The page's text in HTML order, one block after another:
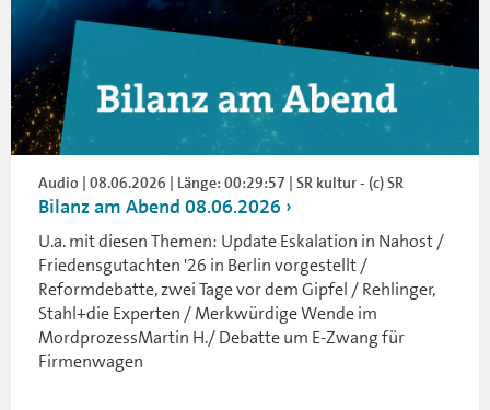
Audio | 08.06.2026 | Länge: 00:29:57 | SR kultur - (c) SR
Bilanz am Abend 08.06.2026
U.a. mit diesen Themen: Update Eskalation in Nahost /
Friedensgutachten '26 in Berlin vorgestellt /
Reformdebatte, zwei Tage vor dem Gipfel / Rehlinger,
Stahl+die Experten / Merkwürdige Wende im
MordprozessMartin H./ Debatte um E-Zwang für
Firmenwagen